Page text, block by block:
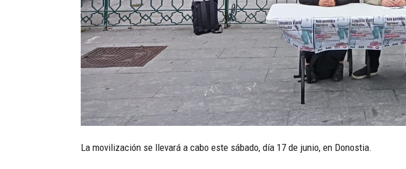
La movilización se llevará a cabo este sábado, día 17 de junio, en Donostia.